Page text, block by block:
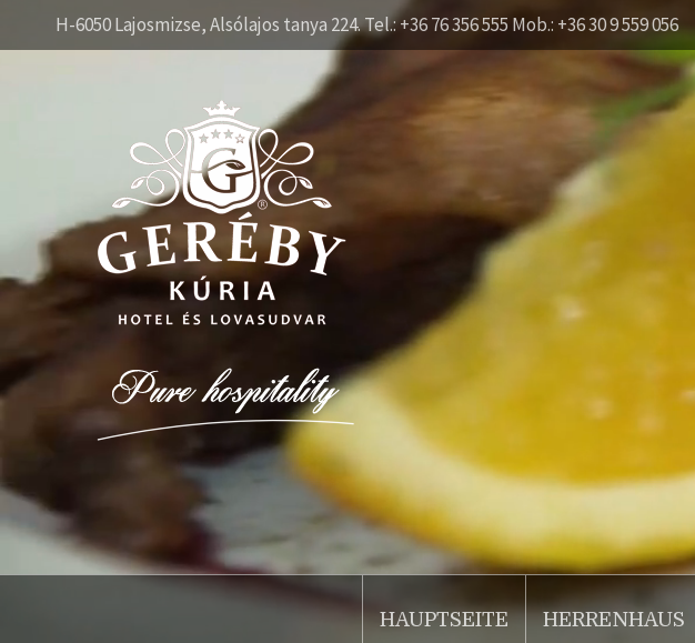
H-6050 Lajosmizse, Alsólajos tanya 224. Tel.: +36 76 356 555 Mob.: +36 30 9 559 056
HAUPTSEITE HERRENHAUS